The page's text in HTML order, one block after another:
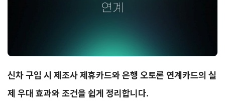
신차 구입 시 제조사 제휴카드와 은행 오토론 연계카드의 실
제 우대 효과와 조건을 쉽게 정리합니다.